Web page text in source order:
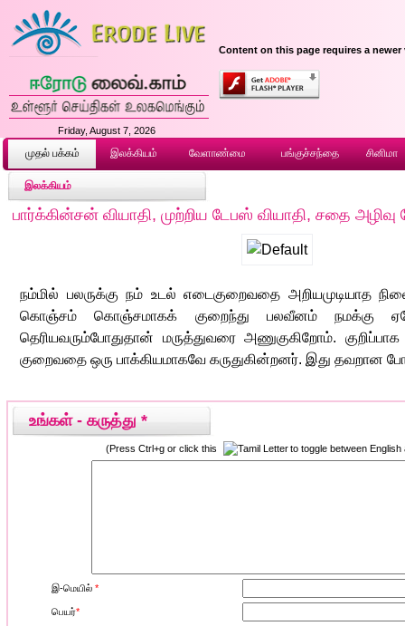
Friday, August 7, 2026
Content on this page requires a
முதல் ப‌க்க‌ம் இலக்கியம் வேளாண்மை பங்குச்சந்தை சினிமா
இலக்கியம்
பார்க்கின்சன் வியாதி, முற்றிய டேபஸ் வியாதி, சதை
நம்மில் பலருக்கு நம் உடல் எடைகுறைவதை அறியமுடியாத
கொஞ்சம் கொஞ்சமாகக் குறைந்து பலவீனம் நமக்கு
தெரியவரும்போதுதான் மருத்துவரை அணுகுகிறோம்.
குறைவதை ஒரு பாக்கியமாகவே கருதுகின்றனர். இது தவறான
உங்கள் - கருத்து *
(Press Ctrl+g or click this to toggle between English
இ-மெயில் *
பெயர்*